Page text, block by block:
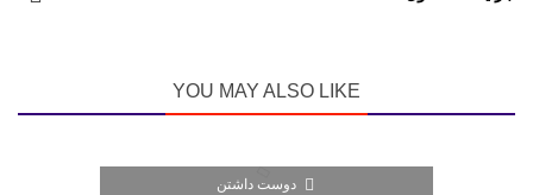
YOU MAY ALSO LIKE
دوست داشتن